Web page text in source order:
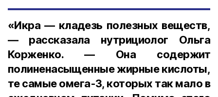
«Икра — кладезь полезных веществ,
— рассказала нутрициолог Ольга
Корженко. — Она содержит
полиненасыщенные жирные кислоты,
те самые омега-3, которых так мало в